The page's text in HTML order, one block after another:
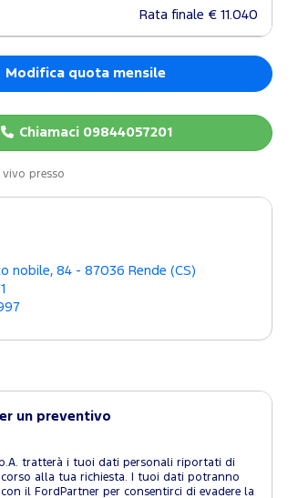
Rata finale € 11.040
Modifica quota mensile
Chiamaci 09844057201
presso
nobile, 84 - 87036 Rende (CS)
un preventivo
tratterà i tuoi dati personali riportati di
alla tua richiesta. I tuoi dati potranno
con il FordPartner per consentirci di evadere la